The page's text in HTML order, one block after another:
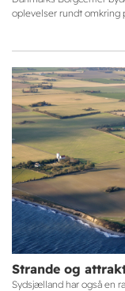
oplevelser rundt omkring
Strande og
Sydsjælland har også en